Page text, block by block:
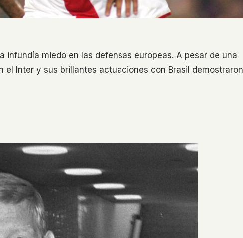
infundía miedo en las defensas europeas. A pesar de una
el Inter y sus brillantes actuaciones con Brasil demostraron